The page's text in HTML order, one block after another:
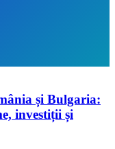
și Bulgaria:
investiții și